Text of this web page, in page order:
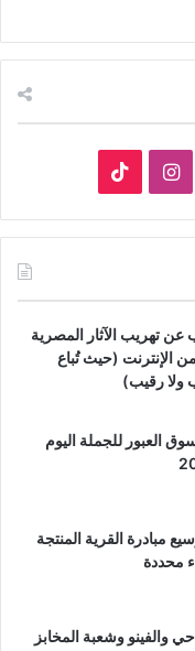
انستقرام
تهريب الآثار المصرية
الإنترنت (حيث تُباع
ولا رقيب)
العبور للجملة اليوم
مبادرة القرية المنتجة
محددة
والفينو وشعبة المخابز